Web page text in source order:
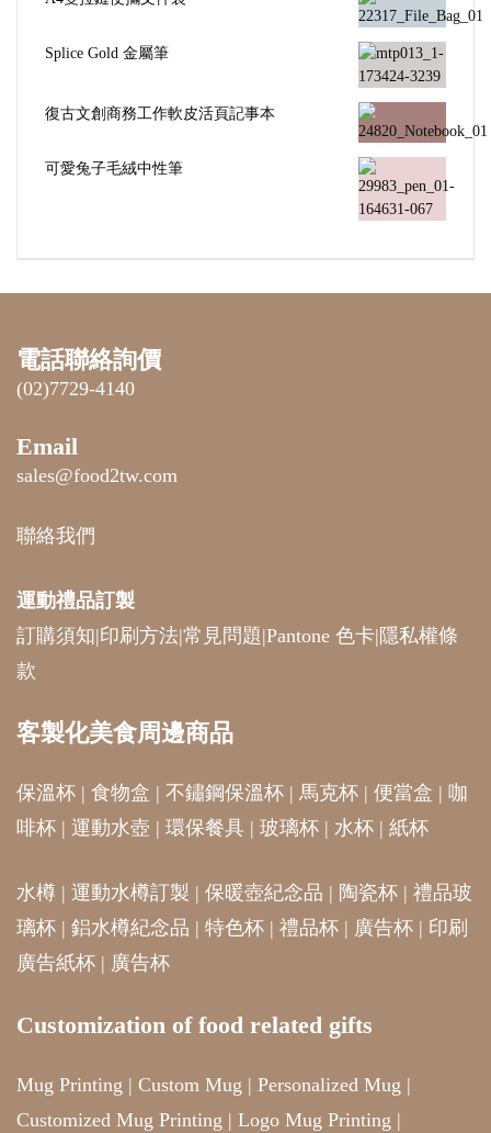
Splice Gold 金屬筆
復古文創商務工作軟皮活頁記事本
可愛兔子毛絨中性筆
電話聯絡詢價
(02)7729-4140
Email
sales@food2tw.com
聯絡我們
運動禮品訂製
訂購須知|印刷方法|常見問題|Pantone 色卡| 隱私權條
款
客製化美食周邊商品
保溫杯 | 食物盒 | 不鏽鋼保溫杯 | 馬克杯 | 便當盒 | 咖
啡杯 | 運動水壺 | 環保餐具 | 玻璃杯 | 水杯 | 紙杯
水樽 | 運動水樽訂製 | 保暖壺紀念品 | 陶瓷杯 | 禮品玻
璃杯 | 鋁水樽紀念品 | 特色杯 | 禮品杯 | 廣告杯 | 印刷
廣告紙杯 | 廣告杯
Customization of food related gifts
Mug Printing | Custom Mug | Personalized Mug |
Customized Mug Printing | Logo Mug Printing |